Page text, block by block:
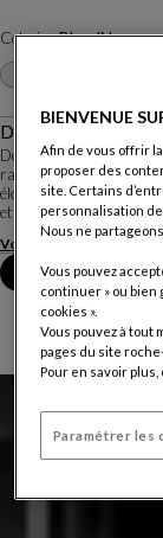
Coloris :Bleu JN
Description
Dessiné par Sacha
rangement est unique:
électrique. Ainsi ce
et sa façade brillante
Voir plus Télécharger la
BIENVENUE
Afin de vous offrir
proposer des
site. Certains
personnalisation
Nous ne
Vous pouvez
continuer » ou
cookies ».
Vous pouvez à tout
pages du site
Pour en savoir
Paramétrer les